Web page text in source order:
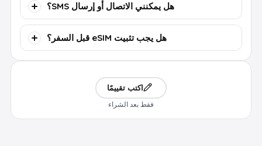
هل يمكنني الاتصال أو إرسال SMS؟
هل يجب تثبيت eSIM قبل السفر؟
اكتب تقييمًا
فقط بعد الشراء